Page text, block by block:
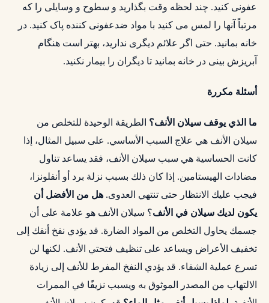
عفونی کنید. چند لحظه وقت بگذارید و سطوح و وسایلی را که
مرتباً آنها را لمس می کنید با مواد ضدعفونی کننده پاک کنید. در
خانه بمانید. حتی اگر علائم دیگری ندارید، بهتر است هنگام
آبریزش بینی در خانه بمانید تا دیگران را بیمار نکنید.
أسئلة مكررة
ما الذي يوقف سيلان الأنف؟ الطريقة الوحيدة للتخلص من
سيلان الأنف هي علاج السبب الأساسي. على سبيل المثال، إذا
كانت الحساسية هي سبب سيلان الأنف، فقد يساعد تناول
مضادات الهيستامين. إذا كان ذلك بسبب نزلة برد أو أنفلونزا،
فيجب عليك الانتظار حتى تنتهي العدوى. هل من الأفضل أن
يكون لديك سيلان في الأنف؟ سيلان الأنف هو علامة على أن
جسمك يحاول التخلص من المواد الضارة. قد يؤدي نفخ أنفك إلى
تخفيف الأعراض ويساعد على تنظيف فتحتي الأنف. لكنها لن
تسرع عملية الشفاء. قد يؤدي النفخ المفرط للأنف إلى زيادة
الالتهاب من المصدر الموثوق به ويسبب نزيفًا في الممرات